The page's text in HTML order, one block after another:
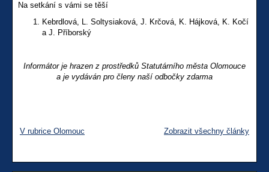
Na setkání s vámi se těší
Kebrdlová, L. Soltysiaková, J. Krčová, K. Hájková, K. Kočí
a J. Příborský
Informátor je hrazen z prostředků Statutárního města Olomouce
a je vydáván pro členy naší odbočky zdarma
V rubrice Olomouc Zobrazit všechny články